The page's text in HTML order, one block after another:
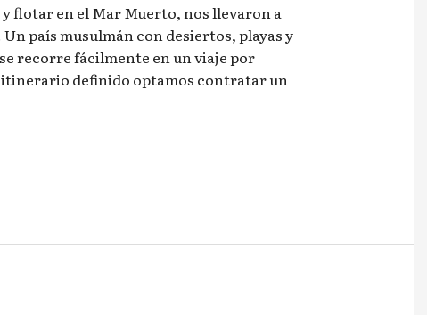
flotar en el Mar Muerto, nos llevaron a
país musulmán con desiertos, playas y
recorre fácilmente en un viaje por
itinerario definido optamos contratar un